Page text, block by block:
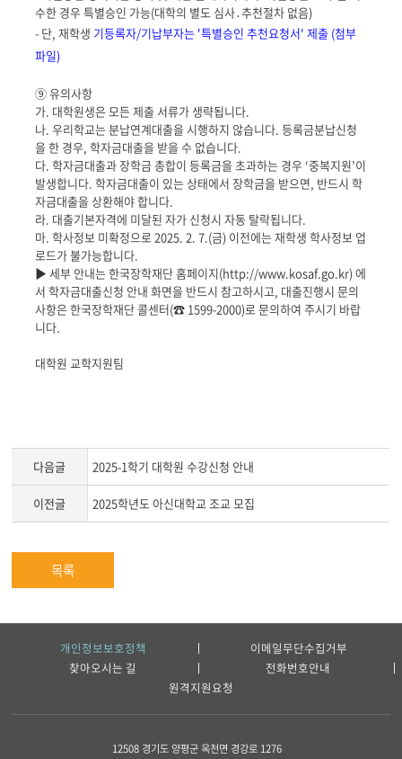
수한 경우 특별승인 가능(대학의 별도 심사․추천절차 없음)
- 단, 재학생 기등록자/기납부자는 '특별승인 추천요청서' 제출 (첨부
파일)
⑨ 유의사항
가. 대학원생은 모든 제출 서류가 생략됩니다.
나. 우리학교는 분납연계대출을 시행하지 않습니다. 등록금분납신청
을 한 경우, 학자금대출을 받을 수 없습니다.
다. 학자금대출과 장학금 총합이 등록금을 초과하는 경우 ‘중복지원’이
발생합니다. 학자금대출이 있는 상태에서 장학금을 받으면, 반드시 학
자금대출을 상환해야 합니다.
라. 대출기본자격에 미달된 자가 신청시 자동 탈락됩니다.
마. 학사정보 미확정으로 2025. 2. 7.(금) 이전에는 재학생 학사정보 업
로드가 불가능합니다.
▶ 세부 안내는 한국장학재단 홈페이지(http://www.kosaf.go.kr) 에
서 학자금대출신청 안내 화면을 반드시 참고하시고, 대출진행시 문의
사항은 한국장학재단 콜센터(☎ 1599-2000)로 문의하여 주시기 바랍
니다.
대학원 교학지원팀
다음글 2025-1학기 대학원 수강신청 안내
이전글 2025학년도 아신대학교 조교 모집
목록
개인정보보호정책
이메일무단수집거부
찾아오시는 길
전화번호안내
원격지원요청
12508 경기도 양평군 옥천면 경강로 1276